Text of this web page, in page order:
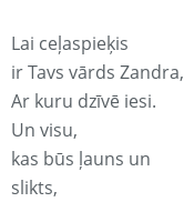
Lai ceļaspieķis
ir Tavs vārds Zandra,
Ar kuru dzīvē iesi.
Un visu,
kas būs ļauns un
slikts,